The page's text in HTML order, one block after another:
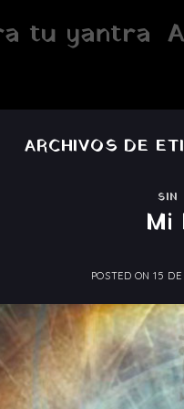
tu yantra
ARCHIVOS DE
SIN
Mi
POSTED ON15